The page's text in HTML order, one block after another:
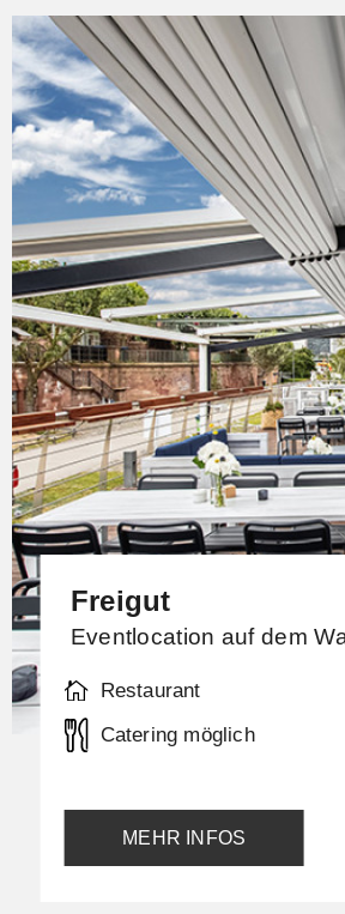
Freigut
Eventlocation auf dem
Restaurant
Catering möglich
MEHR INFOS